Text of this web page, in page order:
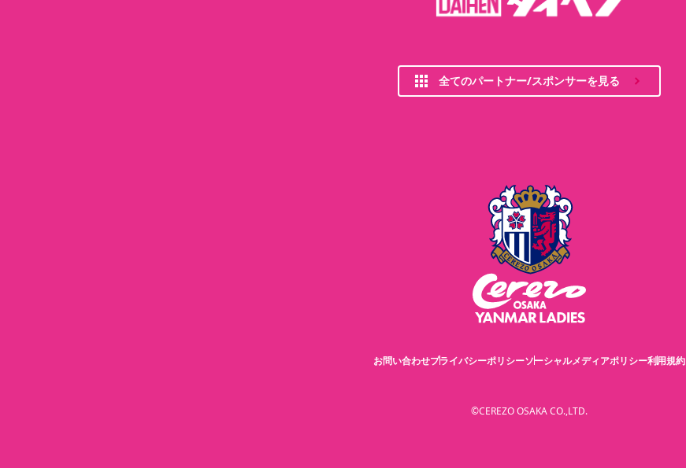
全てのパートナー/スポンサーを見る
お問い合わせプライバシーポリシーソーシャルメディアポリシー利用規約
©CEREZO OSAKA CO.,LTD.